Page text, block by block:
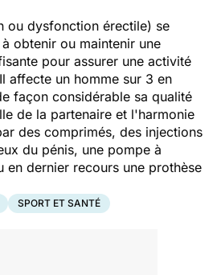
ou dysfonction érectile) se
obtenir ou maintenir une
pour assurer une activité
affecte un homme sur 3 en
façon considérable sa qualité
de la partenaire et l'harmonie
des comprimés, des injections
du pénis, une pompe à
en dernier recours une prothèse
SPORT ET SANTÉ